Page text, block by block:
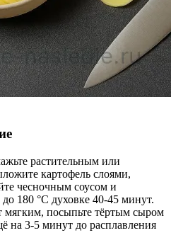
растительным или
картофель слоями,
чесночным соусом и
до 180 °С духовке 40-45 минут.
мягким, посыпьте тёртым сыром
на 3-5 минут до расплавления